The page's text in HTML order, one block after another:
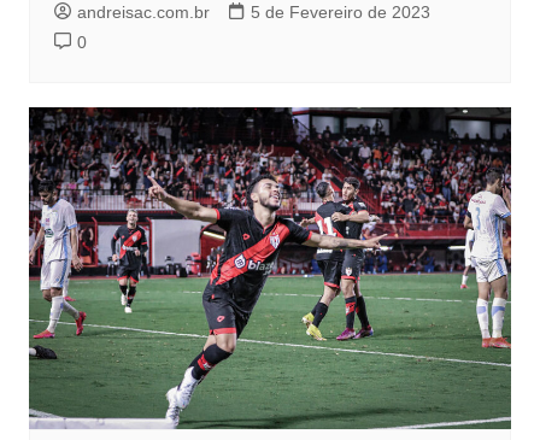
andreisac.com.br
5 de Fevereiro de 2023
0